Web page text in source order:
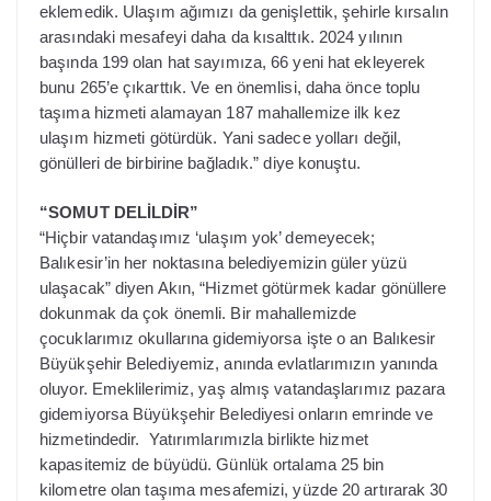
eklemedik. Ulaşım ağımızı da genişlettik, şehirle kırsalın
arasındaki mesafeyi daha da kısalttık. 2024 yılının
başında 199 olan hat sayımıza, 66 yeni hat ekleyerek
bunu 265’e çıkarttık. Ve en önemlisi, daha önce toplu
taşıma hizmeti alamayan 187 mahallemize ilk kez
ulaşım hizmeti götürdük. Yani sadece yolları değil,
gönülleri de birbirine bağladık.” diye konuştu.
“SOMUT DELİLDİR”
“Hiçbir vatandaşımız ‘ulaşım yok’ demeyecek;
Balıkesir’in her noktasına belediyemizin güler yüzü
ulaşacak” diyen Akın, “Hizmet götürmek kadar gönüllere
dokunmak da çok önemli. Bir mahallemizde
çocuklarımız okullarına gidemiyorsa işte o an Balıkesir
Büyükşehir Belediyemiz, anında evlatlarımızın yanında
oluyor. Emeklilerimiz, yaş almış vatandaşlarımız pazara
gidemiyorsa Büyükşehir Belediyesi onların emrinde ve
hizmetindedir. Yatırımlarımızla birlikte hizmet
kapasitemiz de büyüdü. Günlük ortalama 25 bin
kilometre olan taşıma mesafemizi, yüzde 20 artırarak 30